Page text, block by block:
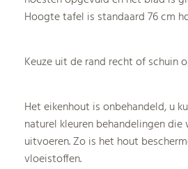
Hoogte tafel is standaard 76 cm
Keuze uit de rand recht of schuin
Het eikenhout is onbehandeld, u
naturel kleuren behandelingen
uitvoeren. Zo is het hout
vloeistoffen.